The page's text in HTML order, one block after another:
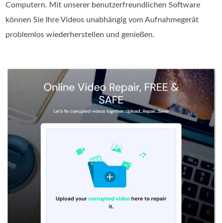
Computern. Mit unserer benutzerfreundlichen Software
können Sie Ihre Videos unabhängig vom Aufnahmegerät
problemlos wiederherstellen und genießen.